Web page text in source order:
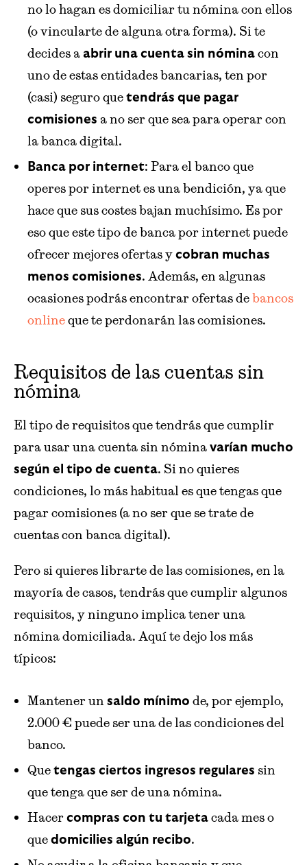
no lo hagan es domiciliar tu nómina con ellos
(o vincularte de alguna otra forma). Si te
decides a abrir una cuenta sin nómina con
uno de estas entidades bancarias, ten por
(casi) seguro que tendrás que pagar
comisiones a no ser que sea para operar con
la banca digital.
Banca por internet: Para el banco que
operes por internet es una bendición, ya que
hace que sus costes bajan muchísimo. Es por
eso que este tipo de banca por internet puede
ofrecer mejores ofertas y cobran muchas
menos comisiones. Además, en algunas
ocasiones podrás encontrar ofertas debancos
onlineque te perdonarán las comisiones.
Requisitos de las cuentas sin
nómina
El tipo de requisitos que tendrás que cumplir
para usar una cuenta sin nómina varían mucho
según el tipo de cuenta. Si no quieres
condiciones, lo más habitual es que tengas que
pagar comisiones (a no ser que se trate de
cuentas con banca digital).
Pero si quieres librarte de las comisiones, en la
mayoría de casos, tendrás que cumplir algunos
requisitos, y ninguno implica tener una
nómina domiciliada. Aquí te dejo los más
típicos:
Mantener un saldo mínimo de, por ejemplo,
2.000 € puede ser una de las condiciones del
banco.
Que tengas ciertos ingresos regulares sin
que tenga que ser de una nómina.
Hacer compras con tu tarjeta cada mes o
que domicilies algún recibo.